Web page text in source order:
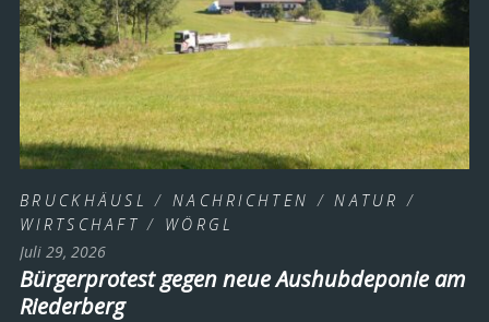
BRUCKHÄUSL / NACHRICHTEN / NATUR /
WIRTSCHAFT / WÖRGL
Juli 29, 2026
Bürgerprotest gegen neue Aushubdeponie am
Riederberg